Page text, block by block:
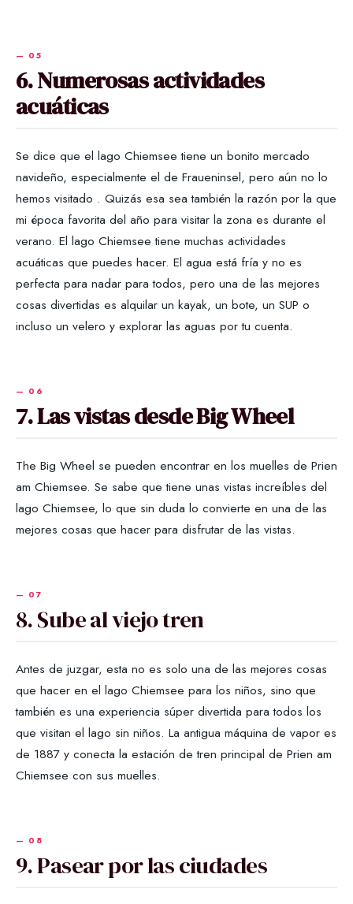
6. Numerosas actividades
acuáticas
Se dice que el lago Chiemsee tiene un bonito mercado
navideño, especialmente el de Fraueninsel, pero aún no lo
hemos visitado . Quizás esa sea también la razón por la que
mi época favorita del año para visitar la zona es durante el
verano. El lago Chiemsee tiene muchas actividades
acuáticas que puedes hacer. El agua está fría y no es
perfecta para nadar para todos, pero una de las mejores
cosas divertidas es alquilar un kayak, un bote, un SUP o
incluso un velero y explorar las aguas por tu cuenta.
7. Las vistas desde Big Wheel
The Big Wheel se pueden encontrar en los muelles de Prien
am Chiemsee. Se sabe que tiene unas vistas increíbles del
lago Chiemsee, lo que sin duda lo convierte en una de las
mejores cosas que hacer para disfrutar de las vistas.
8. Sube al viejo tren
Antes de juzgar, esta no es solo una de las mejores cosas
que hacer en el lago Chiemsee para los niños, sino que
también es una experiencia súper divertida para todos los
que visitan el lago sin niños. La antigua máquina de vapor es
de 1887 y conecta la estación de tren principal de Prien am
Chiemsee con sus muelles.
9. Pasear por las ciudades